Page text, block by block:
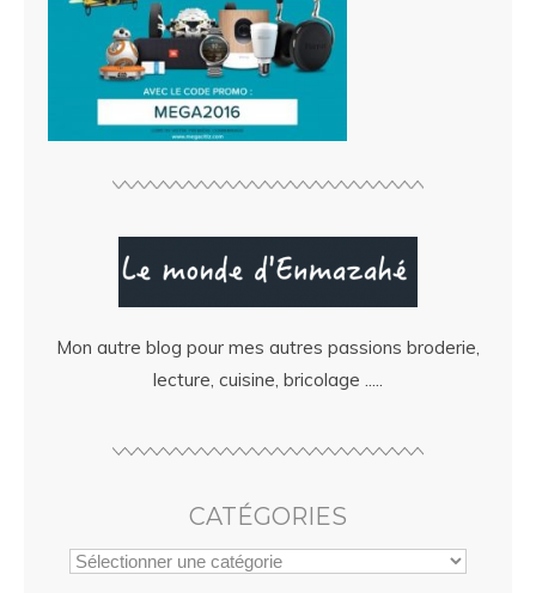
Mon autre blog pour mes autres passions broderie,
lecture, cuisine, bricolage .....
CATÉGORIES